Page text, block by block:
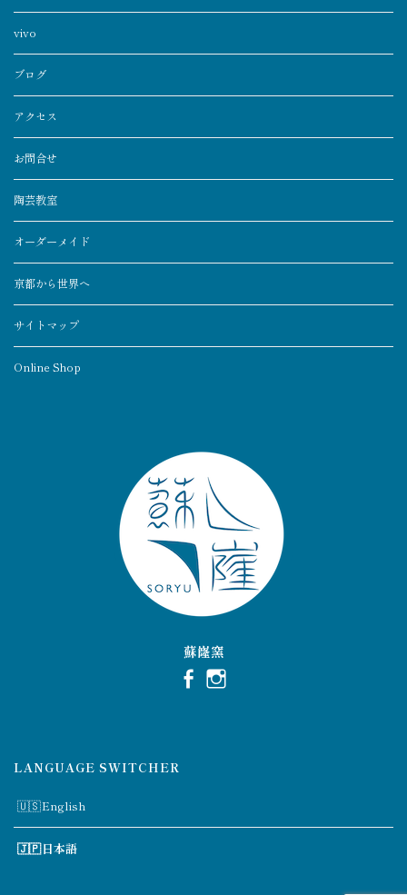
vivo
ブログ
アクセス
お問合せ
陶芸教室
オーダーメイド
京都から世界へ
サイトマップ
Online Shop
蘇嶐窯
LANGUAGE SWITCHER
English
日本語